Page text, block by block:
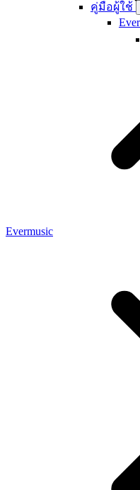
คู่มือผู้ใช้
Evermusic